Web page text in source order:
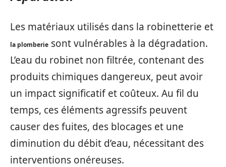
Les matériaux utilisés dans la robinetterie et
la plomberie sont vulnérables à la dégradation.
L’eau du robinet non filtrée, contenant des
produits chimiques dangereux, peut avoir
un impact significatif et coûteux. Au fil du
temps, ces éléments agressifs peuvent
causer des fuites, des blocages et une
diminution du débit d’eau, nécessitant des
interventions onéreuses.